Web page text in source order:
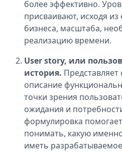
более эффективно.
присваивают, исходя из
бизнеса, масштаба,
реализацию времени.
User story, или
история. Представляет
описание
точки зрения
ожидания и
формулировка
понимать, какую
иметь